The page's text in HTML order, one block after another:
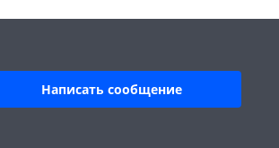
Написать сообщение